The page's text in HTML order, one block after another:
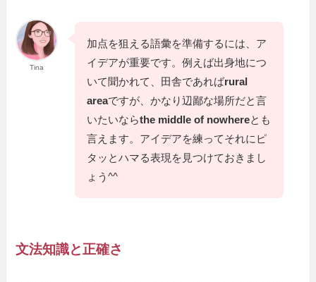
Tina
加点を狙える語彙を準備するには、ア
イデアが重要です。例えば出身地につ
いて聞かれて、田舎であればrural
areaですが、かなり辺鄙な場所だと言
いたいならthe middle of nowhereとも
言えます。アイデアを練ってそれにピ
タッとハマる表現を見つけておきまし
ょう^^
文法知識と正確さ